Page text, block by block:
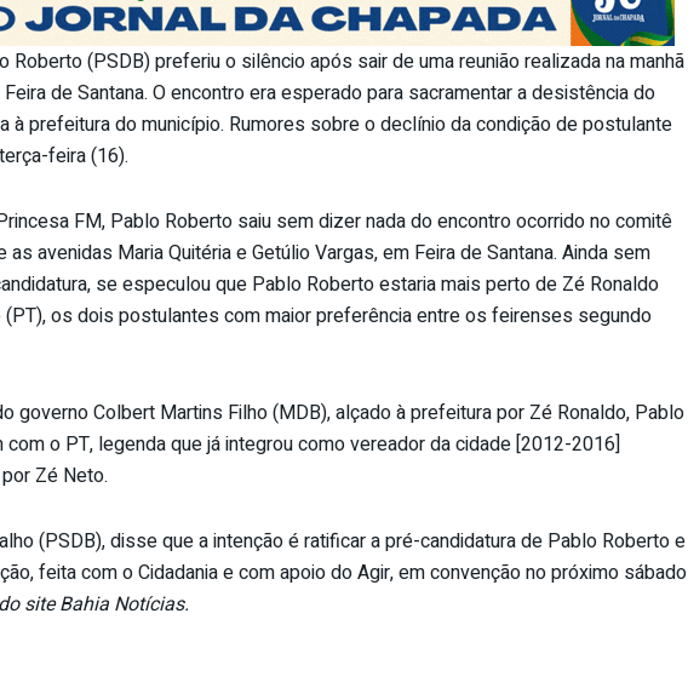
Roberto (PSDB) preferiu o silêncio após sair de uma reunião realizada na manhã
de Santana. O encontro era esperado para sacramentar a desistência do
à prefeitura do município. Rumores sobre o declínio da condição de postulante
feira (16).
FM, Pablo Roberto saiu sem dizer nada do encontro ocorrido no comitê
avenidas Maria Quitéria e Getúlio Vargas, em Feira de Santana. Ainda sem
se especulou que Pablo Roberto estaria mais perto de Zé Ronaldo
(PT), os dois postulantes com maior preferência entre os feirenses segundo
governo Colbert Martins Filho (MDB), alçado à prefeitura por Zé Ronaldo, Pablo
o PT, legenda que já integrou como vereador da cidade [2012-2016]
Zé Neto.
(PSDB), disse que a intenção é ratificar a pré-candidatura de Pablo Roberto e
feita com o Cidadania e com apoio do Agir, em convenção no próximo sábado
site Bahia Notícias.